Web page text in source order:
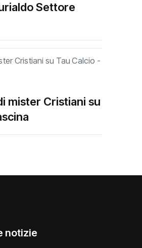
Settore
mister Cristiani su
notizie